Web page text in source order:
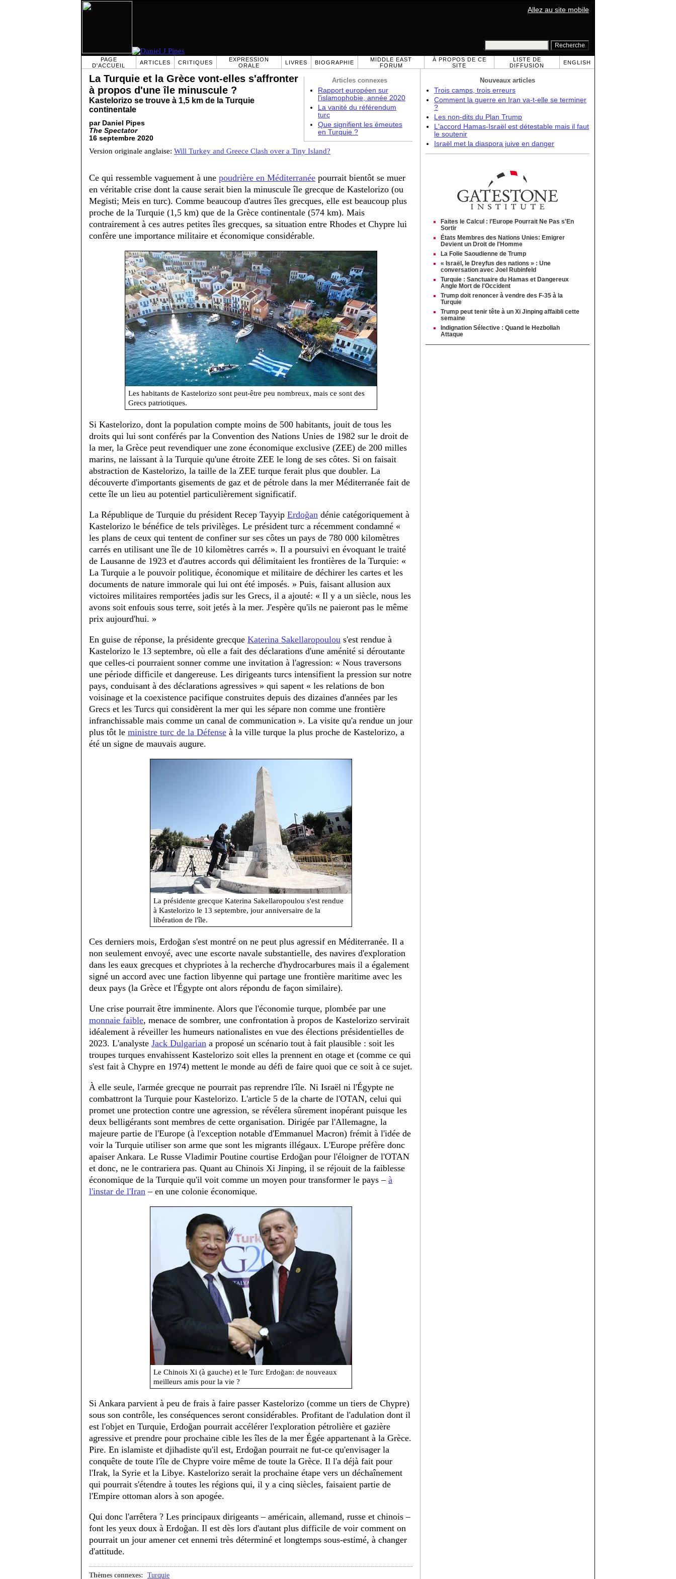
Allez au site mobile
PAGE
D'ACCUEIL
ARTICLES CRITIQUES
EXPRESSION
ORALE
LIVRES BIOGRAPHIE
MIDDLE EAST
FORUM
À PROPOS DE CE
SITE
LISTE DE
DIFFUSION
ENGLISH
Articles connexes
Rapport européen sur
l'islamophobie, année 2020
La vanité du référendum
turc
Que signifient les émeutes
en Turquie ?
La Turquie et la Grèce vont-elles s'affronter
à propos d'une île minuscule ?
Kastelorizo se trouve à 1,5 km de la Turquie
continentale
par Daniel Pipes
The Spectator
16 septembre 2020
Version originale anglaise: Will Turkey and Greece Clash over a Tiny Island?
Ce qui ressemble vaguement à une poudrière en Méditerranée pourrait bientôt se muer
en véritable crise dont la cause serait bien la minuscule île grecque de Kastelorizo (ou
Megisti; Meis en turc). Comme beaucoup d'autres îles grecques, elle est beaucoup plus
proche de la Turquie (1,5 km) que de la Grèce continentale (574 km). Mais
contrairement à ces autres petites îles grecques, sa situation entre Rhodes et Chypre lui
confère une importance militaire et économique considérable.
Les habitants de Kastelorizo sont peut-être peu nombreux, mais ce sont des
Grecs patriotiques.
Si Kastelorizo, dont la population compte moins de 500 habitants, jouit de tous les
droits qui lui sont conférés par la Convention des Nations Unies de 1982 sur le droit de
la mer, la Grèce peut revendiquer une zone économique exclusive (ZEE) de 200 milles
marins, ne laissant à la Turquie qu'une étroite ZEE le long de ses côtes. Si on faisait
abstraction de Kastelorizo, la taille de la ZEE turque ferait plus que doubler. La
découverte d'importants gisements de gaz et de pétrole dans la mer Méditerranée fait de
cette île un lieu au potentiel particulièrement significatif.
La République de Turquie du président Recep Tayyip Erdoğan dénie catégoriquement à
Kastelorizo le bénéfice de tels privilèges. Le président turc a récemment condamné «
les plans de ceux qui tentent de confiner sur ses côtes un pays de 780 000 kilomètres
carrés en utilisant une île de 10 kilomètres carrés ». Il a poursuivi en évoquant le traité
de Lausanne de 1923 et d'autres accords qui délimitaient les frontières de la Turquie: «
La Turquie a le pouvoir politique, économique et militaire de déchirer les cartes et les
documents de nature immorale qui lui ont été imposés. » Puis, faisant allusion aux
victoires militaires remportées jadis sur les Grecs, il a ajouté: « Il y a un siècle, nous les
avons soit enfouis sous terre, soit jetés à la mer. J'espère qu'ils ne paieront pas le même
prix aujourd'hui. »
En guise de réponse, la présidente grecque Katerina Sakellaropoulou s'est rendue à
Kastelorizo le 13 septembre, où elle a fait des déclarations d'une aménité si déroutante
que celles-ci pourraient sonner comme une invitation à l'agression: « Nous traversons
une période difficile et dangereuse. Les dirigeants turcs intensifient la pression sur notre
pays, conduisant à des déclarations agressives » qui sapent « les relations de bon
voisinage et la coexistence pacifique construites depuis des dizaines d'années par les
Grecs et les Turcs qui considèrent la mer qui les sépare non comme une frontière
infranchissable mais comme un canal de communication ». La visite qu'a rendue un jour
plus tôt le ministre turc de la Défense à la ville turque la plus proche de Kastelorizo, a
été un signe de mauvais augure.
La présidente grecque Katerina Sakellaropoulou s'est rendue
à Kastelorizo le 13 septembre, jour anniversaire de la
libération de l'île.
Ces derniers mois, Erdoğan s'est montré on ne peut plus agressif en Méditerranée. Il a
non seulement envoyé, avec une escorte navale substantielle, des navires d'exploration
dans les eaux grecques et chypriotes à la recherche d'hydrocarbures mais il a également
signé un accord avec une faction libyenne qui partage une frontière maritime avec les
deux pays (la Grèce et l'Égypte ont alors répondu de façon similaire).
Une crise pourrait être imminente. Alors que l'économie turque, plombée par une
monnaie faible, menace de sombrer, une confrontation à propos de Kastelorizo servirait
idéalement à réveiller les humeurs nationalistes en vue des élections présidentielles de
2023. L'analyste Jack Dulgarian a proposé un scénario tout à fait plausible : soit les
troupes turques envahissent Kastelorizo soit elles la prennent en otage et (comme ce qui
s'est fait à Chypre en 1974) mettent le monde au défi de faire quoi que ce soit à ce sujet.
À elle seule, l'armée grecque ne pourrait pas reprendre l'île. Ni Israël ni l'Égypte ne
combattront la Turquie pour Kastelorizo. L'article 5 de la charte de l'OTAN, celui qui
promet une protection contre une agression, se révélera sûrement inopérant puisque les
deux belligérants sont membres de cette organisation. Dirigée par l'Allemagne, la
majeure partie de l'Europe (à l'exception notable d'Emmanuel Macron) frémit à l'idée de
voir la Turquie utiliser son arme que sont les migrants illégaux. L'Europe préfère donc
apaiser Ankara. Le Russe Vladimir Poutine courtise Erdoğan pour l'éloigner de l'OTAN
et donc, ne le contrariera pas. Quant au Chinois Xi Jinping, il se réjouit de la faiblesse
économique de la Turquie qu'il voit comme un moyen pour transformer le pays – à
l'instar de l'Iran – en une colonie économique.
Le Chinois Xi (à gauche) et le Turc Erdoğan: de nouveaux
meilleurs amis pour la vie ?
Si Ankara parvient à peu de frais à faire passer Kastelorizo (comme un tiers de Chypre)
sous son contrôle, les conséquences seront considérables. Profitant de l'adulation dont il
est l'objet en Turquie, Erdoğan pourrait accélérer l'exploration pétrolière et gazière
agressive et prendre pour prochaine cible les îles de la mer Égée appartenant à la Grèce.
Pire. En islamiste et djihadiste qu'il est, Erdoğan pourrait ne fut-ce qu'envisager la
conquête de toute l'île de Chypre voire même de toute la Grèce. Il l'a déjà fait pour
l'Irak, la Syrie et la Libye. Kastelorizo serait la prochaine étape vers un déchaînement
qui pourrait s'étendre à toutes les régions qui, il y a cinq siècles, faisaient partie de
l'Empire ottoman alors à son apogée.
Qui donc l'arrêtera ? Les principaux dirigeants – américain, allemand, russe et chinois –
font les yeux doux à Erdoğan. Il est dès lors d'autant plus difficile de voir comment on
pourrait un jour amener cet ennemi très déterminé et longtemps sous-estimé, à changer
d'attitude.
Thèmes connexes: Turquie
Nouveaux articles
Trois camps, trois erreurs
Comment la guerre en Iran va-t-elle se terminer
?
Les non-dits du Plan Trump
L'accord Hamas-Israël est détestable mais il faut
le soutenir
Israël met la diaspora juive en danger
Faites le Calcul : l'Europe Pourrait Ne Pas s'En
Sortir
États Membres des Nations Unies: Emigrer
Devient un Droit de l'Homme
La Folie Saoudienne de Trump
« Israël, le Dreyfus des nations » : Une
conversation avec Joel Rubinfeld
Turquie : Sanctuaire du Hamas et Dangereux
Angle Mort de l'Occident
Trump doit renoncer à vendre des F-35 à la
Turquie
Trump peut tenir tête à un Xi Jinping affaibli cette
semaine
Indignation Sélective : Quand le Hezbollah
Attaque